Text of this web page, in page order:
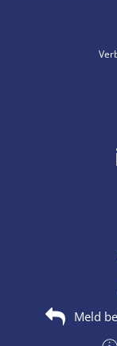
Meld